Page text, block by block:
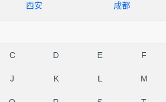
西安 成都
C D E F
J K L M